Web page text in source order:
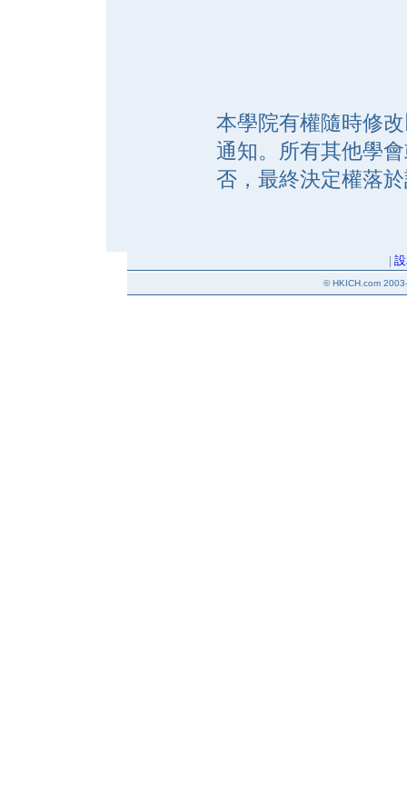
本學院有權隨時修
通知。所有其他學
否，最終決定權落
|
© HKICH.com